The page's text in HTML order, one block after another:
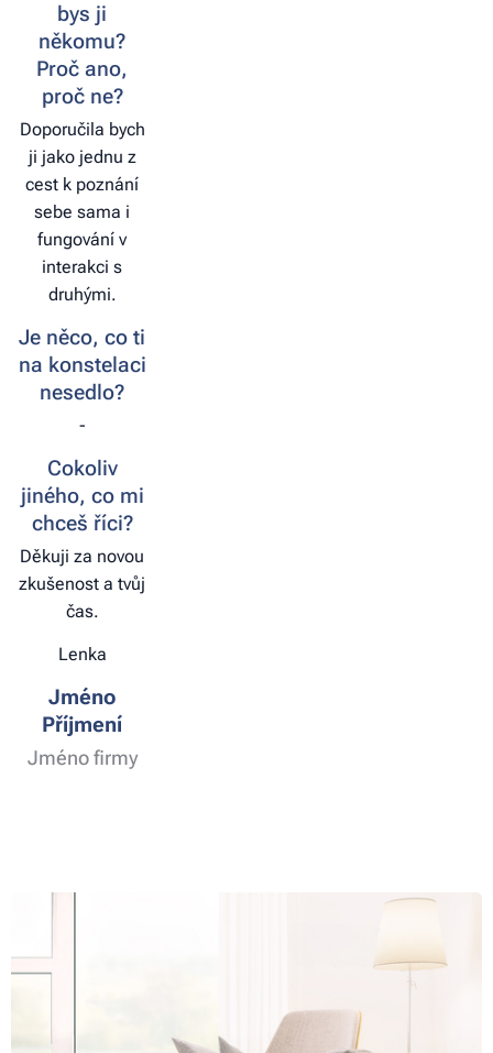
bys ji
někomu?
Proč ano,
proč ne?
Doporučila bych
ji jako jednu z
cest k poznání
sebe sama i
fungování v
interakci s
druhými.
Je něco, co ti
na konstelaci
nesedlo?
-
Cokoliv
jiného, co mi
chceš říci?
Děkuji za novou
zkušenost a tvůj
čas.
Lenka
Jméno
Příjmení
Jméno firmy